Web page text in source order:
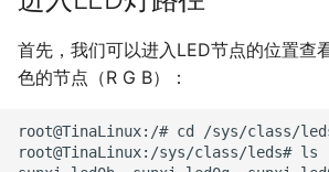
首先，我们可以进入LED节点的位置查
色的节点（R G B）：
root@TinaLinux:/# cd /sys/class/
root@TinaLinux:/sys/class/leds# ls